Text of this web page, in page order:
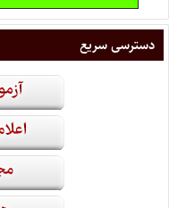
دسترسی سریع